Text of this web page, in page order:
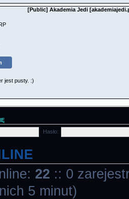
Hasło:
22 :: 0
5 minut)